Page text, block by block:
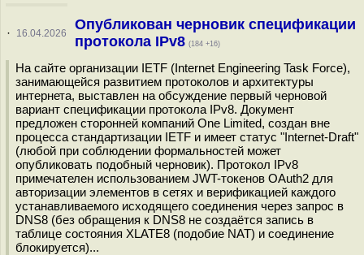
· 16.04.2026
Опубликован черновик спецификации
протокола IPv8 (184 +16)
На сайте организации IETF (Internet Engineering Task Force),
занимающейся развитием протоколов и архитектуры
интернета, выставлен на обсуждение первый черновой
вариант спецификации протокола IPv8. Документ
предложен сторонней компаний One Limited, создан вне
процесса стандартизации IETF и имеет статус "Internet-Draft"
(любой при соблюдении формальностей может
опубликовать подобный черновик). Протокол IPv8
примечателен использованием JWT-токенов OAuth2 для
авторизации элементов в сетях и верификацией каждого
устанавливаемого исходящего соединения через запрос в
DNS8 (без обращения к DNS8 не создаётся запись в
таблице состояния XLATE8 (подобие NAT) и соединение
блокируется)...